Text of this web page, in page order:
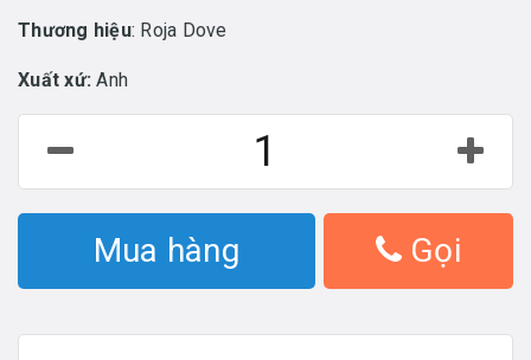
Thương hiệu: Roja Dove
Xuất xứ: Anh
Mua hàng Gọi